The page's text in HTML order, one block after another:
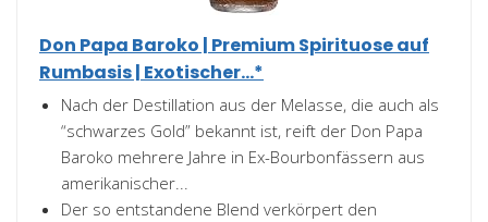
Don Papa Baroko | Premium Spirituose auf
Rumbasis | Exotischer...*
Nach der Destillation aus der Melasse, die auch als
“schwarzes Gold” bekannt ist, reift der Don Papa
Baroko mehrere Jahre in Ex-Bourbonfässern aus
amerikanischer...
Der so entstandene Blend verkörpert den